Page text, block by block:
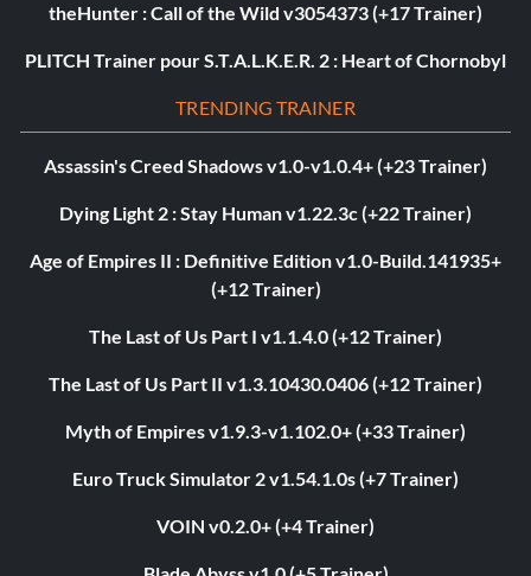
theHunter : Call of the Wild v3054373 (+17 Trainer)
PLITCH Trainer pour S.T.A.L.K.E.R. 2 : Heart of Chornobyl
TRENDING TRAINER
Assassin's Creed Shadows v1.0-v1.0.4+ (+23 Trainer)
Dying Light 2 : Stay Human v1.22.3c (+22 Trainer)
Age of Empires II : Definitive Edition v1.0-Build.141935+
(+12 Trainer)
The Last of Us Part I v1.1.4.0 (+12 Trainer)
The Last of Us Part II v1.3.10430.0406 (+12 Trainer)
Myth of Empires v1.9.3-v1.102.0+ (+33 Trainer)
Euro Truck Simulator 2 v1.54.1.0s (+7 Trainer)
VOIN v0.2.0+ (+4 Trainer)